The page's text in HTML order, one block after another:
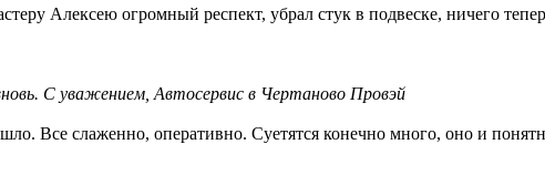
Алексею огромный респект, убрал стук в подвеске, ничего
С уважением, Автосервис в Чертаново Провэй
Все слаженно, оперативно. Суетятся конечно много, оно и